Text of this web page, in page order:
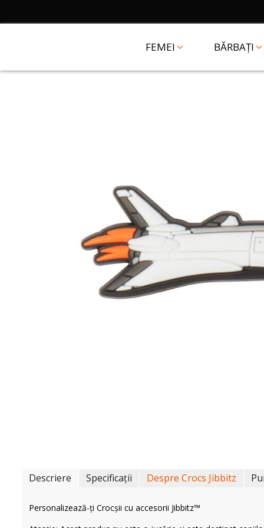
FEMEI BĂRBAȚI
Descriere Specificații Despre Crocs Jibbitz
Personalizează-ți Crocșii cu accesorii Jibbitz™